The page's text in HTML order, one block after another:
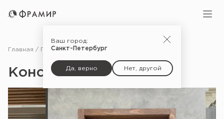
Ваш город:
Санкт-Петербург
Да, верно Нет, другой
Главная Портфолио
Консоль с полками